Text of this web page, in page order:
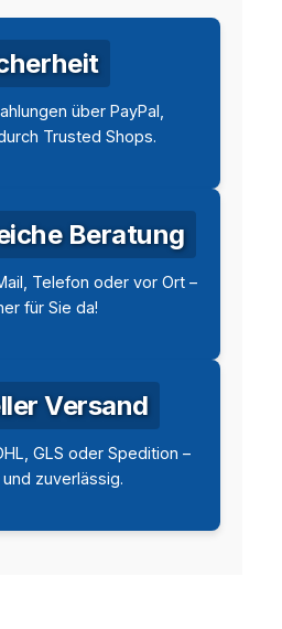
über PayPal,
Trusted Shops.
Beratung
Telefon oder vor Ort –
für Sie da!
Versand
GLS oder Spedition –
zuverlässig.